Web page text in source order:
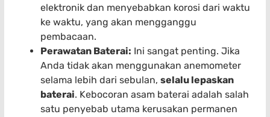
elektronik dan menyebabkan korosi dari waktu
ke waktu, yang akan mengganggu
pembacaan.
Perawatan Baterai: Ini sangat penting. Jika
Anda tidak akan menggunakan anemometer
selama lebih dari sebulan, selalu lepaskan
baterai. Kebocoran asam baterai adalah salah
satu penyebab utama kerusakan permanen